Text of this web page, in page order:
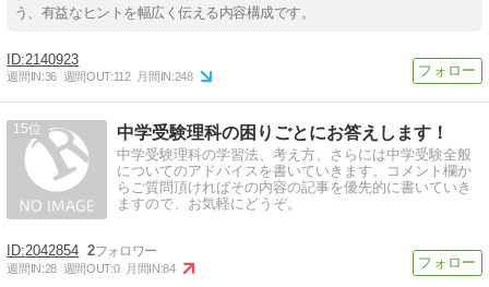
う、有益なヒントを幅広く伝える内容構成です。
2140923
週間IN:36 週間OUT:112 月間IN:248
15 中学受験理科の困りごとにお答えします！
中学受験理科の学習法、考え方、さらには中学受験全般
についてのアドバイスを書いていきます。コメント欄か
らご質問頂ければその内容の記事を優先的に書いていき
ますので、お気軽にどうぞ。
2042854 2
週間IN:28 週間OUT:0 月間IN:84